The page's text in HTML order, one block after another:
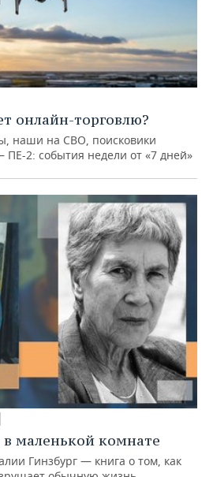
онлайн-торговлю?
наши на СВО, поисковики
2: события недели от «7 дней»
маленькой комнате
Гинзбург — книга о том, как